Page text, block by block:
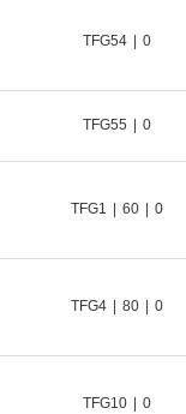
TFG54 0
TFG55 0
TFG1 60 0
TFG4 80 0
TFG10 0